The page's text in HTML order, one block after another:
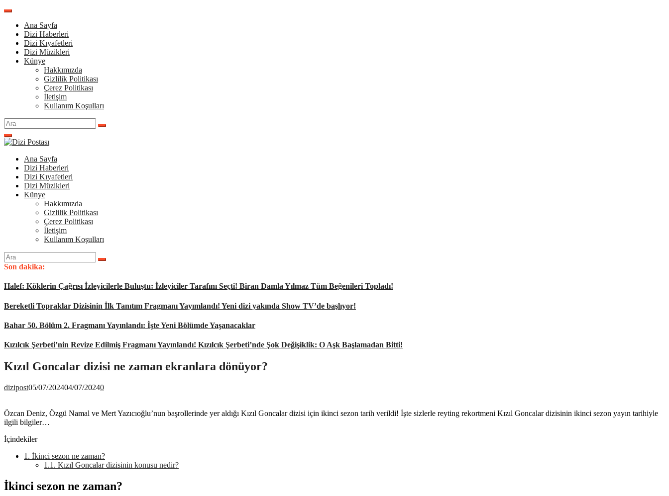
İçeriğe
Ana Sayfa
Dizi Haberleri
Dizi Kıyafetleri
Dizi Müzikleri
Künye
Hakkımızda
Gizlilik Politikası
Çerez Politikası
İletişim
Kullanım Koşulları
Arama
yap:
Ana Sayfa
Dizi Haberleri
Dizi Kıyafetleri
Dizi Müzikleri
Künye
Hakkımızda
Gizlilik Politikası
Çerez Politikası
İletişim
Kullanım Koşulları
Arama
yap:
Son dakika:
Halef: Köklerin Çağrısı İzleyicilerle Buluştu: İzleyiciler Tarafını Seçti! Biran Damla Yılmaz Tüm Beğenileri Topladı!
Bereketli Topraklar Dizisinin İlk Tanıtım Fragmanı Yayımlandı! Yeni dizi yakında Show TV’de başlıyor!
Bahar 50. Bölüm 2. Fragmanı Yayınlandı: İşte Yeni Bölümde Yaşanacaklar
Kızılcık Şerbeti’nin Revize Edilmiş Fragmanı Yayınlandı! Kızılcık Şerbeti’nde Şok Değişiklik: O Aşk Başlamadan Bitti!
Kızıl Goncalar dizisi ne zaman ekranlara dönüyor?
dizipost05/07/202404/07/20240
Özcan Deniz, Özgü Namal ve Mert Yazıcıoğlu’nun başrollerinde yer aldığı Kızıl Goncalar dizisi için ikinci sezon tarih verildi! İşte sizlerle reyting rekortmeni Kızıl Goncalar dizisinin ikinci sezon yayın tarihiyle
ilgili bilgiler…
İçindekiler
1. İkinci sezon ne zaman?
1.1. Kızıl Goncalar dizisinin konusu nedir?
İkinci sezon ne zaman?